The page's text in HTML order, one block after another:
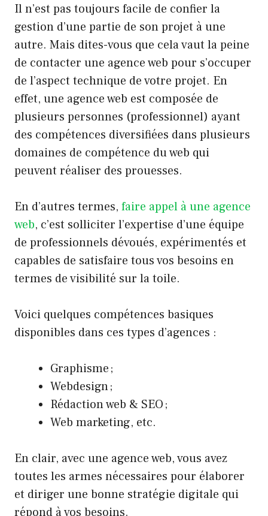
Il n’est pas toujours facile de confier la
gestion d’une partie de son projet à une
autre. Mais dites-vous que cela vaut la peine
de contacter une agence web pour s’occuper
de l’aspect technique de votre projet. En
effet, une agence web est composée de
plusieurs personnes (professionnel) ayant
des compétences diversifiées dans plusieurs
domaines de compétence du web qui
peuvent réaliser des prouesses.
En d’autres termes, faire appel à une agence
web, c’est solliciter l’expertise d’une équipe
de professionnels dévoués, expérimentés et
capables de satisfaire tous vos besoins en
termes de visibilité sur la toile.
Voici quelques compétences basiques
disponibles dans ces types d’agences :
Graphisme ;
Webdesign ;
Rédaction web & SEO ;
Web marketing, etc.
En clair, avec une agence web, vous avez
toutes les armes nécessaires pour élaborer
et diriger une bonne stratégie digitale qui
répond à vos besoins.